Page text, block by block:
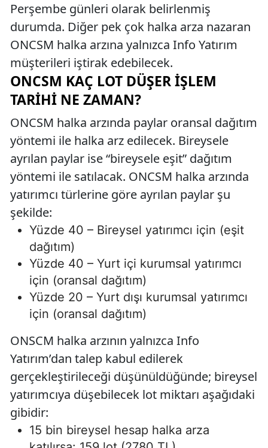
Perşembe günleri olarak belirlenmiş
durumda. Diğer pek çok halka arza nazaran
ONCSM halka arzına yalnızca Info Yatırım
müşterileri iştirak edebilecek.
ONCSM KAÇ LOT DÜŞER İŞLEM
TARIHI NE ZAMAN?
ONCSM halka arzında paylar oransal dağıtım
yöntemi ile halka arz edilecek. Bireysele
ayrılan paylar ise “bireysele eşit” dağıtım
yöntemi ile satılacak. ONCSM halka arzında
yatırımcı türlerine göre ayrılan paylar şu
şekilde:
Yüzde 40 – Bireysel yatırımcı için (eşit
dağıtım)
Yüzde 40 – Yurt içi kurumsal yatırımcı
için (oransal dağıtım)
Yüzde 20 – Yurt dışı kurumsal yatırımcı
için (oransal dağıtım)
ONSCM halka arzının yalnızca Info
Yatırım’dan talep kabul edilerek
gerçekleştirileceği düşünüldüğünde; bireysel
yatırımcıya düşebilecek lot miktarı aşağıdaki
gibidir:
15 bin bireysel hesap halka arza